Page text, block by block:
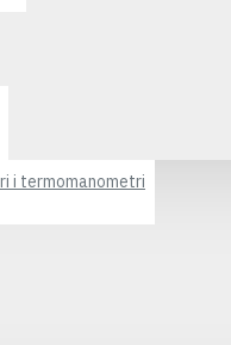
i termomanometri